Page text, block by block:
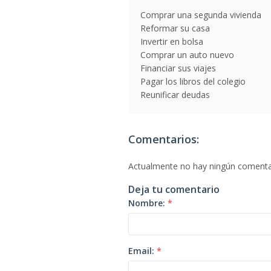
Comprar una segunda vivienda
Reformar su casa
Invertir en bolsa
Comprar un auto nuevo
Financiar sus viajes
Pagar los libros del colegio
Reunificar deudas
Comentarios:
Actualmente no hay ningún
Deja tu comentario
Nombre: *
Email: *